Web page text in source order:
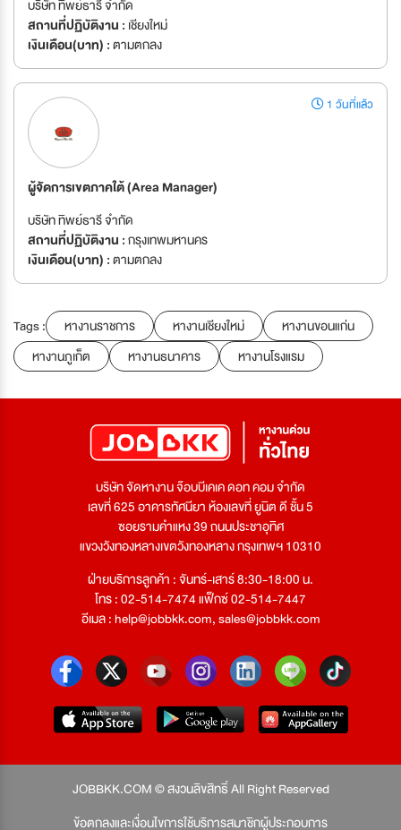
บริษัท ทิพย์ธารี จำกัด
สถานที่ปฏิบัติงาน : เชียงใหม่
เงินเดือน(บาท) :ตามตกลง
1 วันที่แล้ว
ผู้จัดการเขตภาคใต้ (Area Manager)
บริษัท ทิพย์ธารี จำกัด
สถานที่ปฏิบัติงาน :กรุงเทพมหานคร
เงินเดือน(บาท) :ตามตกลง
Tags : หางานราชการ หางานเชียงใหม่
หางานขอนแก่น
หางานภูเก็ต
หางานธนาคาร หางานโรงแรม
บริษัท จัดหางาน จ๊อบบีเคเค ดอท คอม จำกัด
เลขที่ 625 อาคารทัศนียา ห้องเลขที่ ยูนิต ดี ชั้น 5
ซอยรามคำแหง 39 ถนนประชาอุทิศ
แขวงวังทองหลางเขตวังทองหลาง กรุงเทพฯ 10310
ฝ่ายบริการลูกค้า : จันทร์-เสาร์ 8:30-18:00 น.
โทร : 02-514-7474 แฟ็กซ์ 02-514-7447
อีเมล :help@jobbkk.com,sales@jobbkk.com
JOBBKK.COM © สงวนลิขสิทธิ์ All Right Reserved
ข้อตกลงและเงื่อนไขการใช้บริการสมาชิกผู้ประกอบการ